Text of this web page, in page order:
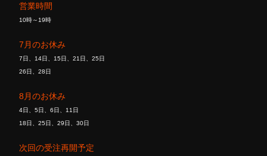
営業時間
10時～19時
7月のお休み
7日、14日、15日、21日、25日
26日、28日
8月のお休み
4日、5日、6日、11日
18日、25日、29日、30日
次回の受注再開予定